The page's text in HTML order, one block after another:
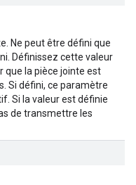
Ne peut être défini que
Définissez cette valeur
que la pièce jointe est
Si défini, ce paramètre
Si la valeur est définie
de transmettre les